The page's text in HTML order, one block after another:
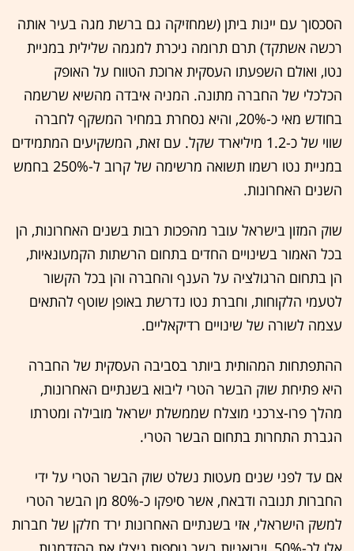
הסכסוך עם יינות ביתן (שמחזיקה גם ברשת מגה בעיר אותה
רכשה אשתקד) תרם תרומה ניכרת למגמה שלילית במניית
נטו, ואולם השפעתו העסקית ארוכת הטווח על האופק
הכלכלי של החברה מתונה. המניה איבדה מהשיא שרשמה
בחודש מאי כ-20%, והיא נסחרת במחיר המשקף לחברה
שווי של כ-1.2 מיליארד שקל. עם זאת, המשקיעים המתמידים
במניית נטו רשמו תשואה מרשימה של קרוב ל-250% בחמש
השנים האחרונות.
שוק המזון בישראל עובר מהפכות רבות בשנים האחרונות, הן
בכל האמור בשינויים החדים בתחום הרשתות הקמעונאיות,
הן בתחום הרגולציה על הענף והחברה והן בכל הקשור
לטעמי הלקוחות, וחברת נטו נדרשת באופן שוטף להתאים
עצמה לשורה של שינויים רדיקאליים.
ההתפתחות המהותית ביותר בסביבה העסקית של החברה
היא פתיחת שוק הבשר הטרי ליבוא בשנתיים האחרונות,
מהלך פרו-צרכני מוצלח שממשלת ישראל מובילה ומטרתו
הגברת התחרות בתחום הבשר הטרי.
אם עד לפני שנים מעטות נשלט שוק הבשר הטרי על ידי
החברות תנובה ודבאח, אשר סיפקו כ-80% מן הבשר הטרי
למשק הישראלי, אזי בשנתיים האחרונות ירד חלקן של חברות